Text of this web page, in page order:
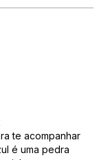
te acompanhar
é uma pedra